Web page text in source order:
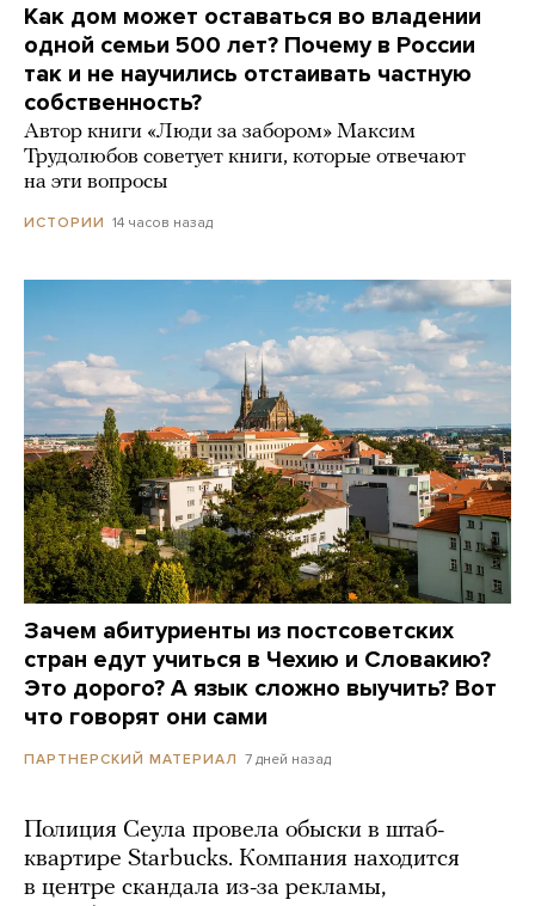
Как дом может оставаться во владении
одной семьи 500 лет? Почему в России
так и не научились отстаивать частную
собственность?
Автор книги «Люди за забором» Максим
Трудолюбов советует книги, которые отвечают
на эти вопросы
ИСТОРИИ 14 часов назад
Зачем абитуриенты из постсоветских
стран едут учиться в Чехию и Словакию?
Это дорого? А язык сложно выучить? Вот
что говорят они сами
ПАРТНЕРСКИЙ МАТЕРИАЛ 7 дней назад
Полиция Сеула провела обыски в штаб-
квартире Starbucks. Компания находится
в центре скандала из-за рекламы,